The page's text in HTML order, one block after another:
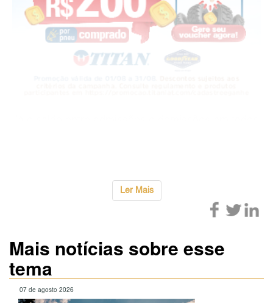
Ler Mais
Mais notícias sobre esse
tema
07 de agosto 2026